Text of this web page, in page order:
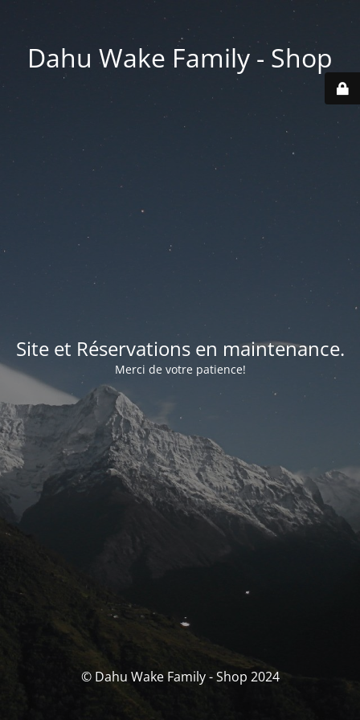
Dahu Wake Family - Shop
Site et Réservations en maintenance.
Merci de votre patience!
© Dahu Wake Family - Shop 2024